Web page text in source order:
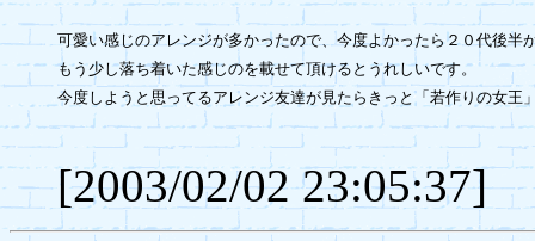
可愛い感じのアレンジが多かったので、今度よかったら２０代後半
もう少し落ち着いた感じのを載せて頂けるとうれしいです。
今度しようと思ってるアレンジ友達が見たらきっと「若作りの女王
[2003/02/02 23:05:37]